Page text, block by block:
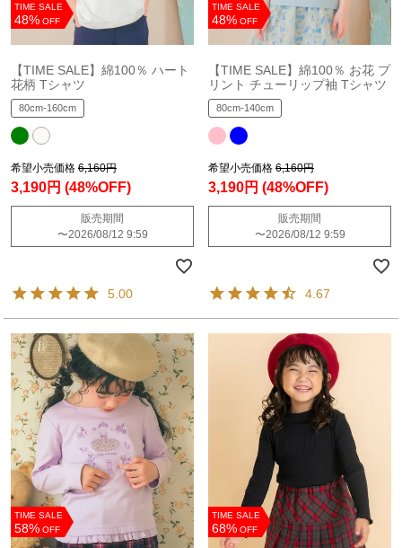
TIME SALE
48% OFF
【TIME SALE】綿100％ ハート
花柄 Tシャツ
80cm-160cm
希望小売価格 6,160円
3,190円 (48%OFF)
販売期間
〜2026/08/12 9:59
5.00
TIME SALE
48% OFF
【TIME SALE】綿100％ お花 プ
リント チューリップ袖 Tシャツ
80cm-140cm
希望小売価格 6,160円
3,190円 (48%OFF)
販売期間
〜2026/08/12 9:59
4.67
TIME SALE
58% OFF
TIME SALE
68% OFF